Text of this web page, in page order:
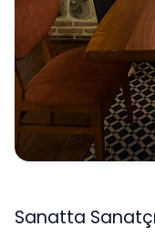
Sanatta